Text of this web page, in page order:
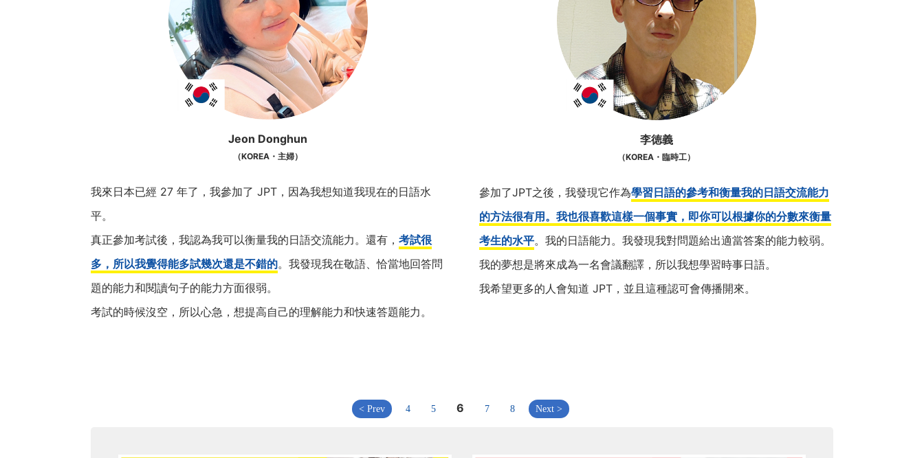
Jeon Donghun
（KOREA・主婦）
我來日本已經 27 年了，我參加了 JPT，因為我想知道我現在的日語水
平。
真正參加考試後，我認為我可以衡量我的日語交流能力。還有， 考試很
多，所以我覺得能多試幾次還是不錯的。我發現我在敬語、恰當地回答問
題的能力和閱讀句子的能力方面很弱。
考試的時候沒空，所以心急，想提高自己的理解能力和快速答題能力。
李徳義
（KOREA・臨時工）
參加了JPT之後，我發現它作為學習日語的參考和衡量我的日語交流能力
的方法很有用。我也很喜歡這樣一個事實，即你可以根據你的分數來衡量
考生的水平。我的日語能力。我發現我對問題給出適當答案的能力較弱。
我的夢想是將來成為一名會議翻譯，所以我想學習時事日語。
我希望更多的人會知道 JPT，並且這種認可會傳播開來。
< Prev 4 5 6 7 8 Next >